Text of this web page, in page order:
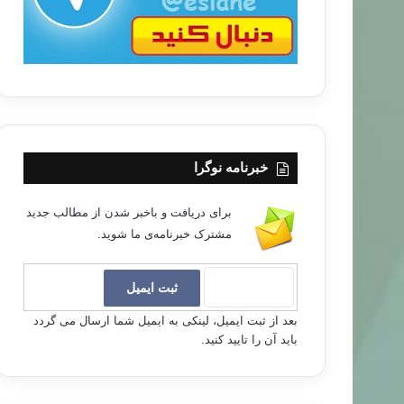
خبرنامه نوگرا
برای دریافت و باخبر شدن از مطالب جدید
مشترک خبرنامه‌ی ما شوید.
بعد از ثبت ایمیل، لینکی به ایمیل شما ارسال می گردد
باید آن را تایید کنید.